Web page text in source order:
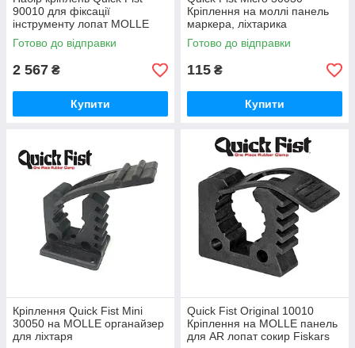
90010 для фіксації
інструменту лопат MOLLE
панелей
Готово до відправки
2 567 ₴
Купити
Кріплення на моллі панель
маркера, ліхтарика
Готово до відправки
115 ₴
Купити
Кріплення Quick Fist Mini
30050 на MOLLE органайзер
для ліхтаря
Quick Fist Оriginal 10010
Кріплення на MOLLE панель
для AR лопат сокир Fiskars